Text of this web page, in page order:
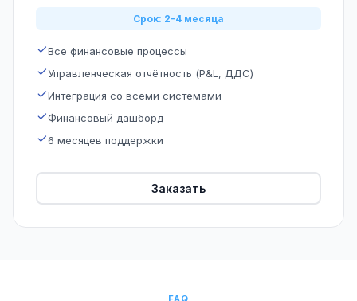
Срок: 2–4 месяца
Все финансовые процессы
Управленческая отчётность (P&L, ДДС)
Интеграция со всеми системами
Финансовый дашборд
6 месяцев поддержки
Заказать
FAQ